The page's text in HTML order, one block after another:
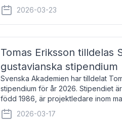
boken Ligan. Klarakvarterens
2026-03-23
Tomas Eriksson tilldelas
gustavianska stipendium
Svenska Akademien har tilldelat
stipendium för år 2026. Stipendiet
född 1986, är projektledare inom
utkom i fjol med boken
2026-03-17